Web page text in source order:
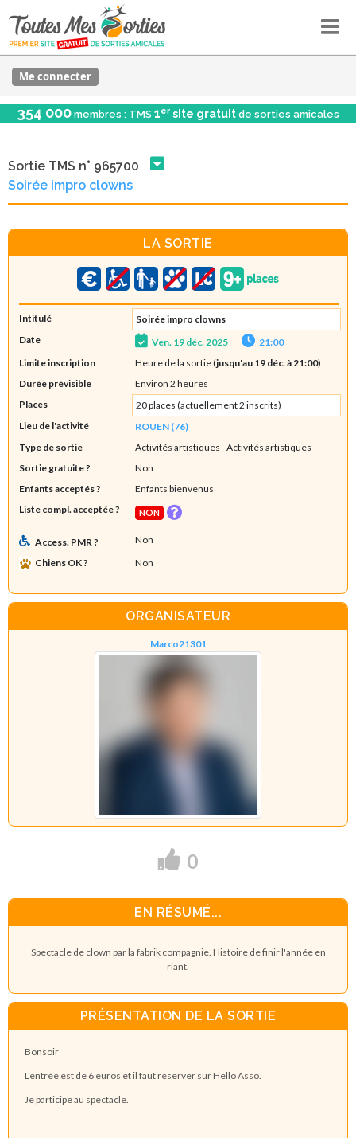
Me connecter
354 000 membres : TMS 1er site gratuit de sorties amicales
Sortie TMS n° 965700
Soirée impro clowns
LA SORTIE
Intitulé
Soirée impro clowns
Date
Ven. 19 déc. 2025
21:00
Limite inscription
Heure de la sortie (jusqu'au 19 déc. à 21:00)
Durée prévisible
Environ 2 heures
Places
20 places (actuellement 2 inscrits)
Lieu de l'activité
ROUEN (76)
Type de sortie
Activités artistiques - Activités artistiques
Sortie gratuite ?
Non
Enfants acceptés ?
Enfants bienvenus
Liste compl. acceptée ?
NON
Access. PMR ?
Non
Chiens OK ?
Non
ORGANISATEUR
Marco21301
0
EN RÉSUMÉ...
Spectacle de clown par la fabrik compagnie. Histoire de finir l'année en
riant.
PRÉSENTATION DE LA SORTIE
Bonsoir
L'entrée est de 6 euros et il faut réserver sur Hello Asso.
Je participe au spectacle.